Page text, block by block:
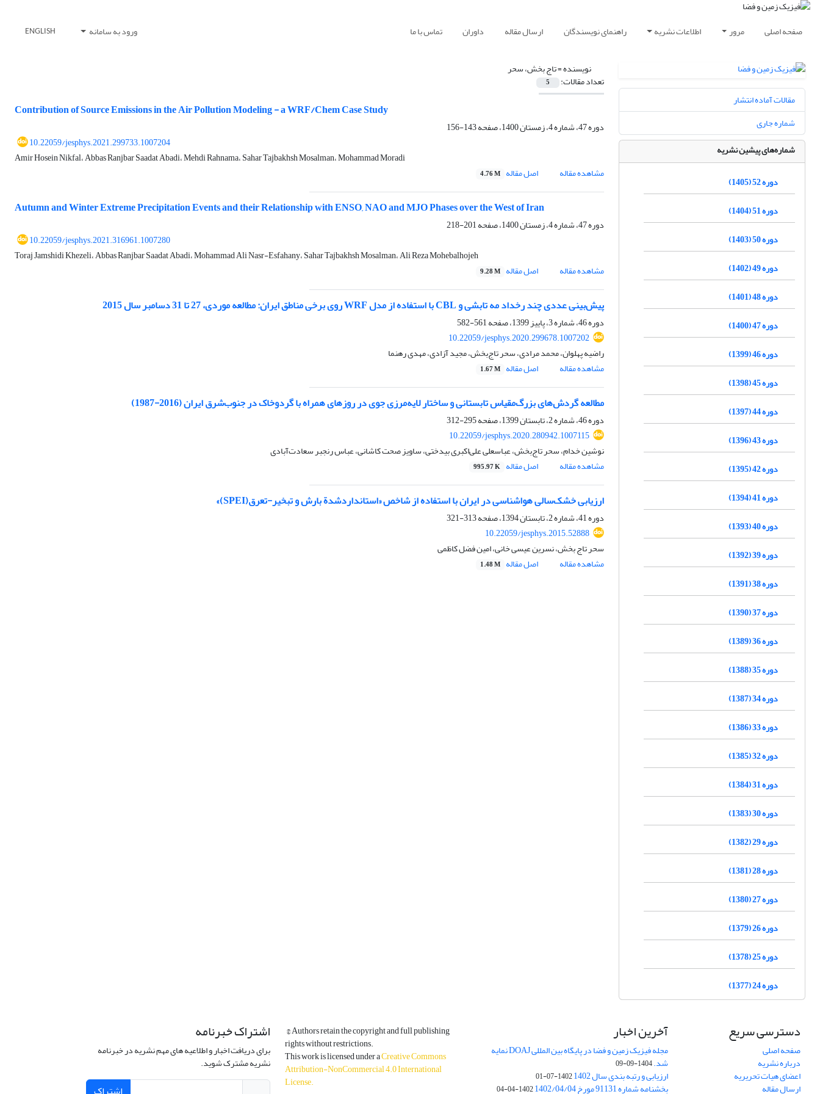
صفحه اصلی مرور اطلاعات نشریه راهنمای نویسندگان ارسال مقاله داوران تماس با ما ورود به سامانه ENGLISH
نویسنده =تاج بخش، سحر
تعداد مقالات: 5
Contribution of Source Emissions in the Air Pollution Modeling - a WRF/Chem Case Study
دوره 47، شماره 4، زمستان 1400، صفحه
143-156
10.22059/jesphys.2021.299733.1007204
Amir Hosein Nikfal، Abbas Ranjbar Saadat Abadi، Mehdi Rahnama، Sahar Tajbakhsh Mosalman، Mohammad Moradi
مشاهده مقاله
اصل مقاله 4.76 M
Autumn and Winter Extreme Precipitation Events and their Relationship with ENSO, NAO and MJO Phases over the West of Iran
دوره 47، شماره 4، زمستان 1400، صفحه
201-218
10.22059/jesphys.2021.316961.1007280
Toraj Jamshidi Khezeli، Abbas Ranjbar Saadat Abadi، Mohammad Ali Nasr-Esfahany، Sahar Tajbakhsh Mosalman، Ali Reza Mohebalhojeh
مشاهده مقاله
اصل مقاله 9.28 M
پیش‌بینی عددی چند رخداد مه تابشی و CBL با استفاده از مدل WRF روی برخی مناطق ایران: مطالعه موردی، 27 تا 31 دسامبر سال 2015
دوره 46، شماره 3، پاییز 1399، صفحه
561-582
10.22059/jesphys.2020.299678.1007202
راضیه پهلوان، محمد مرادی، سحر تاج‌بخش، مجید آزادی، مهدی رهنما
مشاهده مقاله
اصل مقاله 1.67 M
مطالعه گردش‌های بزرگ‌مقیاس تابستانی و ساختار لایه‌مرزی جوی در روزهای همراه با گرد‌و‌خاک در جنوب‌شرق ایران (2016-1987)
دوره 46، شماره 2، تابستان 1399، صفحه
295-312
10.22059/jesphys.2020.280942.1007115
نوشین خدام، سحر تاج‌بخش، عباسعلی علی‌اکبری بیدختی، ساویز صحت کاشانی، عباس رنجبر سعادت‌آبادی
مشاهده مقاله
اصل مقاله 995.97 K
ارزیابی خشک‌سالی هواشناسی در ایران با استفاده از شاخص «استانداردشدة بارش و تبخیر-تعرق(SPEI)»
دوره 41، شماره 2، تابستان 1394، صفحه
313-321
10.22059/jesphys.2015.52888
سحر تاج بخش، نسرین عیسی خانی، امین فضل کاظمی
مشاهده مقاله
اصل مقاله 1.48 M
مقالات آماده انتشار
شماره جاری
شماره‌های پیشین نشریه
دوره 52 (1405)
دوره 51 (1404)
دوره 50 (1403)
دوره 49 (1402)
دوره 48 (1401)
دوره 47 (1400)
دوره 46 (1399)
دوره 45 (1398)
دوره 44 (1397)
دوره 43 (1396)
دوره 42 (1395)
دوره 41 (1394)
دوره 40 (1393)
دوره 39 (1392)
دوره 38 (1391)
دوره 37 (1390)
دوره 36 (1389)
دوره 35 (1388)
دوره 34 (1387)
دوره 33 (1386)
دوره 32 (1385)
دوره 31 (1384)
دوره 30 (1383)
دوره 29 (1382)
دوره 28 (1381)
دوره 27 (1380)
دوره 26 (1379)
دوره 25 (1378)
دوره 24 (1377)
دسترسی سریع
صفحه اصلی
درباره نشریه
اعضای هیات تحریریه
ارسال مقاله
آخرین اخبار
مجله فیزیک زمین و فضا در پایگاه بین المللی DOAJ نمایه
شد.1404-09-09
ارزیابی و رتبه بندی سال 1402 1402-07-01
بخشنامه شماره 91131 مورخ 1402/04/04 1402-04-04
© Authors retain the copyright and full publishing
rights without restrictions.
This work is licensed under aCreative Commons
Attribution-NonCommercial 4.0 International
License.
اشتراک خبرنامه
برای دریافت اخبار و اطلاعیه های مهم نشریه در خبرنامه
نشریه مشترک شوید.